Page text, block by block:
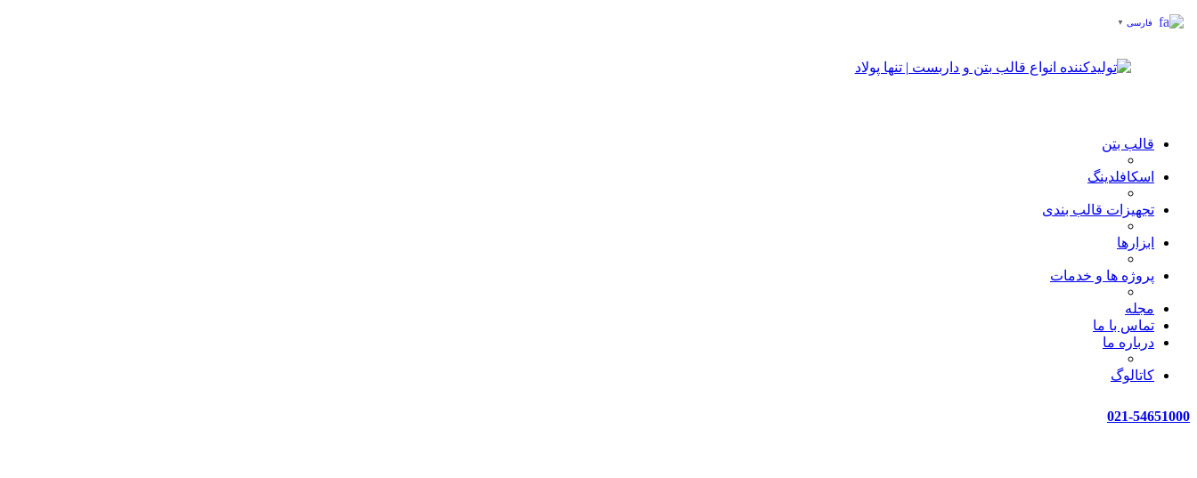
قالب بتن
اسکافلدینگ
تجهیزات قالب بندی
ابزارها
پروژه ها و خدمات
مجله
تماس با ما
درباره ما
کاتالوگ
021-54651000
فارسی ▼